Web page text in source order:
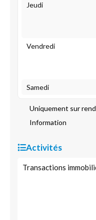
Jeudi
Vendredi
Samedi
Uniquement sur
Information
Activités
Transactions